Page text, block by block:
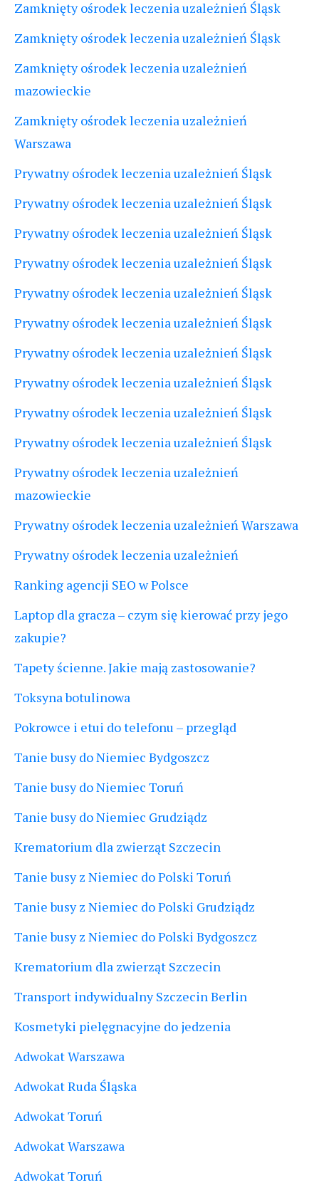
Zamknięty ośrodek leczenia uzależnień Śląsk
Zamknięty ośrodek leczenia uzależnień Śląsk
Zamknięty ośrodek leczenia uzależnień
mazowieckie
Zamknięty ośrodek leczenia uzależnień
Warszawa
Prywatny ośrodek leczenia uzależnień Śląsk
Prywatny ośrodek leczenia uzależnień Śląsk
Prywatny ośrodek leczenia uzależnień Śląsk
Prywatny ośrodek leczenia uzależnień Śląsk
Prywatny ośrodek leczenia uzależnień Śląsk
Prywatny ośrodek leczenia uzależnień Śląsk
Prywatny ośrodek leczenia uzależnień Śląsk
Prywatny ośrodek leczenia uzależnień Śląsk
Prywatny ośrodek leczenia uzależnień Śląsk
Prywatny ośrodek leczenia uzależnień Śląsk
Prywatny ośrodek leczenia uzależnień
mazowieckie
Prywatny ośrodek leczenia uzależnień Warszawa
Prywatny ośrodek leczenia uzależnień
Ranking agencji SEO w Polsce
Laptop dla gracza – czym się kierować przy jego
zakupie?
Tapety ścienne. Jakie mają zastosowanie?
Toksyna botulinowa
Pokrowce i etui do telefonu – przegląd
Tanie busy do Niemiec Bydgoszcz
Tanie busy do Niemiec Toruń
Tanie busy do Niemiec Grudziądz
Krematorium dla zwierząt Szczecin
Tanie busy z Niemiec do Polski Toruń
Tanie busy z Niemiec do Polski Grudziądz
Tanie busy z Niemiec do Polski Bydgoszcz
Krematorium dla zwierząt Szczecin
Transport indywidualny Szczecin Berlin
Kosmetyki pielęgnacyjne do jedzenia
Adwokat Warszawa
Adwokat Ruda Śląska
Adwokat Toruń
Adwokat Warszawa
Adwokat Toruń